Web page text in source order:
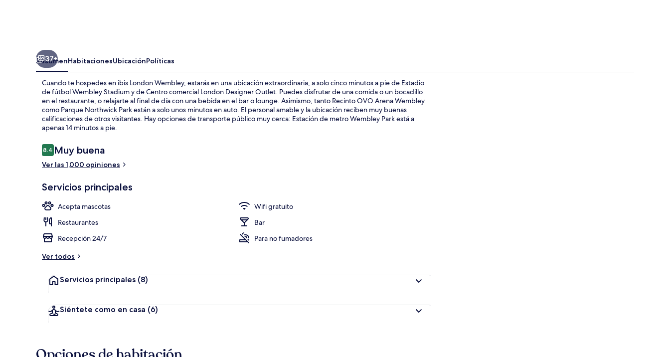
37+
ResumenHabitacionesUbicaciónPolíticas
Cuando te hospedes en ibis London Wembley, estarás en una ubicación extraordinaria, a solo cinco minutos a pie de Estadio
de fútbol Wembley Stadium y de Centro comercial London Designer Outlet. Puedes disfrutar de una comida o un bocadillo
en el restaurante, o relajarte al final de día con una bebida en el bar o lounge. Asimismo, tanto Recinto OVO Arena Wembley
como Parque Northwick Park están a solo unos minutos en auto. El personal amable y la ubicación reciben muy buenas
calificaciones de otros visitantes. Hay opciones de transporte público muy cerca: Estación de metro Wembley Park está a
apenas 14 minutos a pie.
Opiniones
8.48.4 de 10,
Muy buena
Ver las 1,000 opiniones
Servicios principales
Acepta mascotas
Wifi gratuito
Restaurantes
Bar
Recepción 24/7
Para no fumadores
Ver todos
Servicios principales (8)
Siéntete como en casa (6)